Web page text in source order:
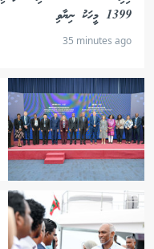
1399 މީހަކު ނިޔާވި
35 minutes ago